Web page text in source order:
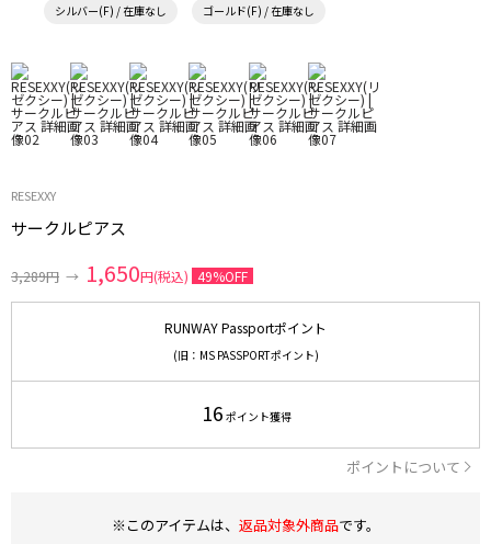
シルバー(F) / 在庫なし ゴールド(F) / 在庫なし
RESEXXY
サークルピアス
3,289円 → 1,650円(税込) 49%OFF
RUNWAY Passportポイント
(旧：MS PASSPORTポイント)
16 ポイント獲得
ポイントについて
※このアイテムは、 返品対象外商品です。